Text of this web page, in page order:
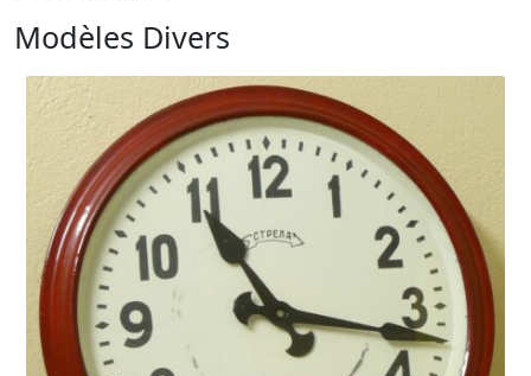
Modèles Divers